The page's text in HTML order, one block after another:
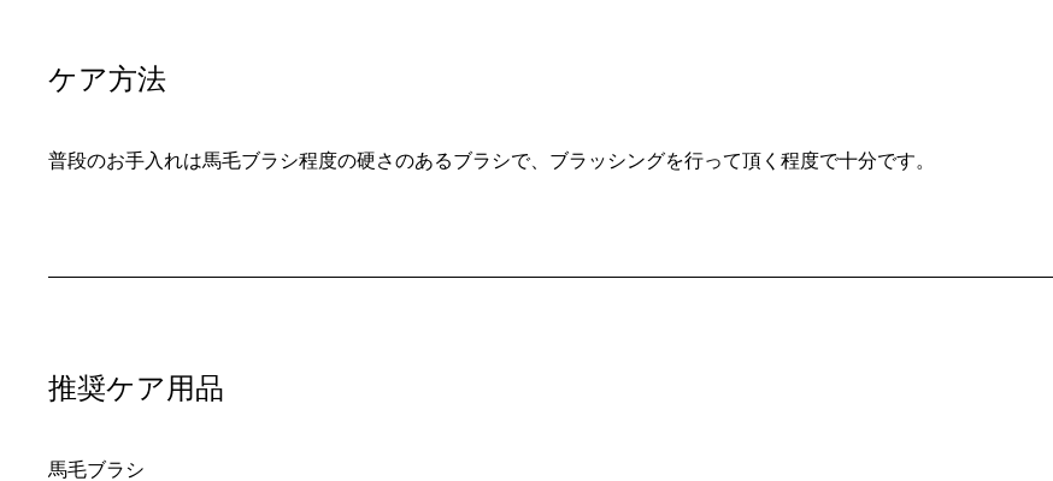
ケア方法
普段のお手入れは馬毛ブラシ程度の硬さのあるブラシで、ブラッシングを行って頂く程度で十分です。
推奨ケア用品
馬毛ブラシ